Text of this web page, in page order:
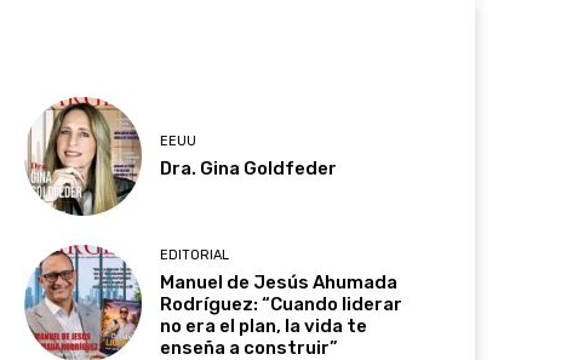
EEUU
Dra. Gina Goldfeder
EDITORIAL
Manuel de Jesús Ahumada
Rodríguez: “Cuando liderar
no era el plan, la vida te
enseña a construir”